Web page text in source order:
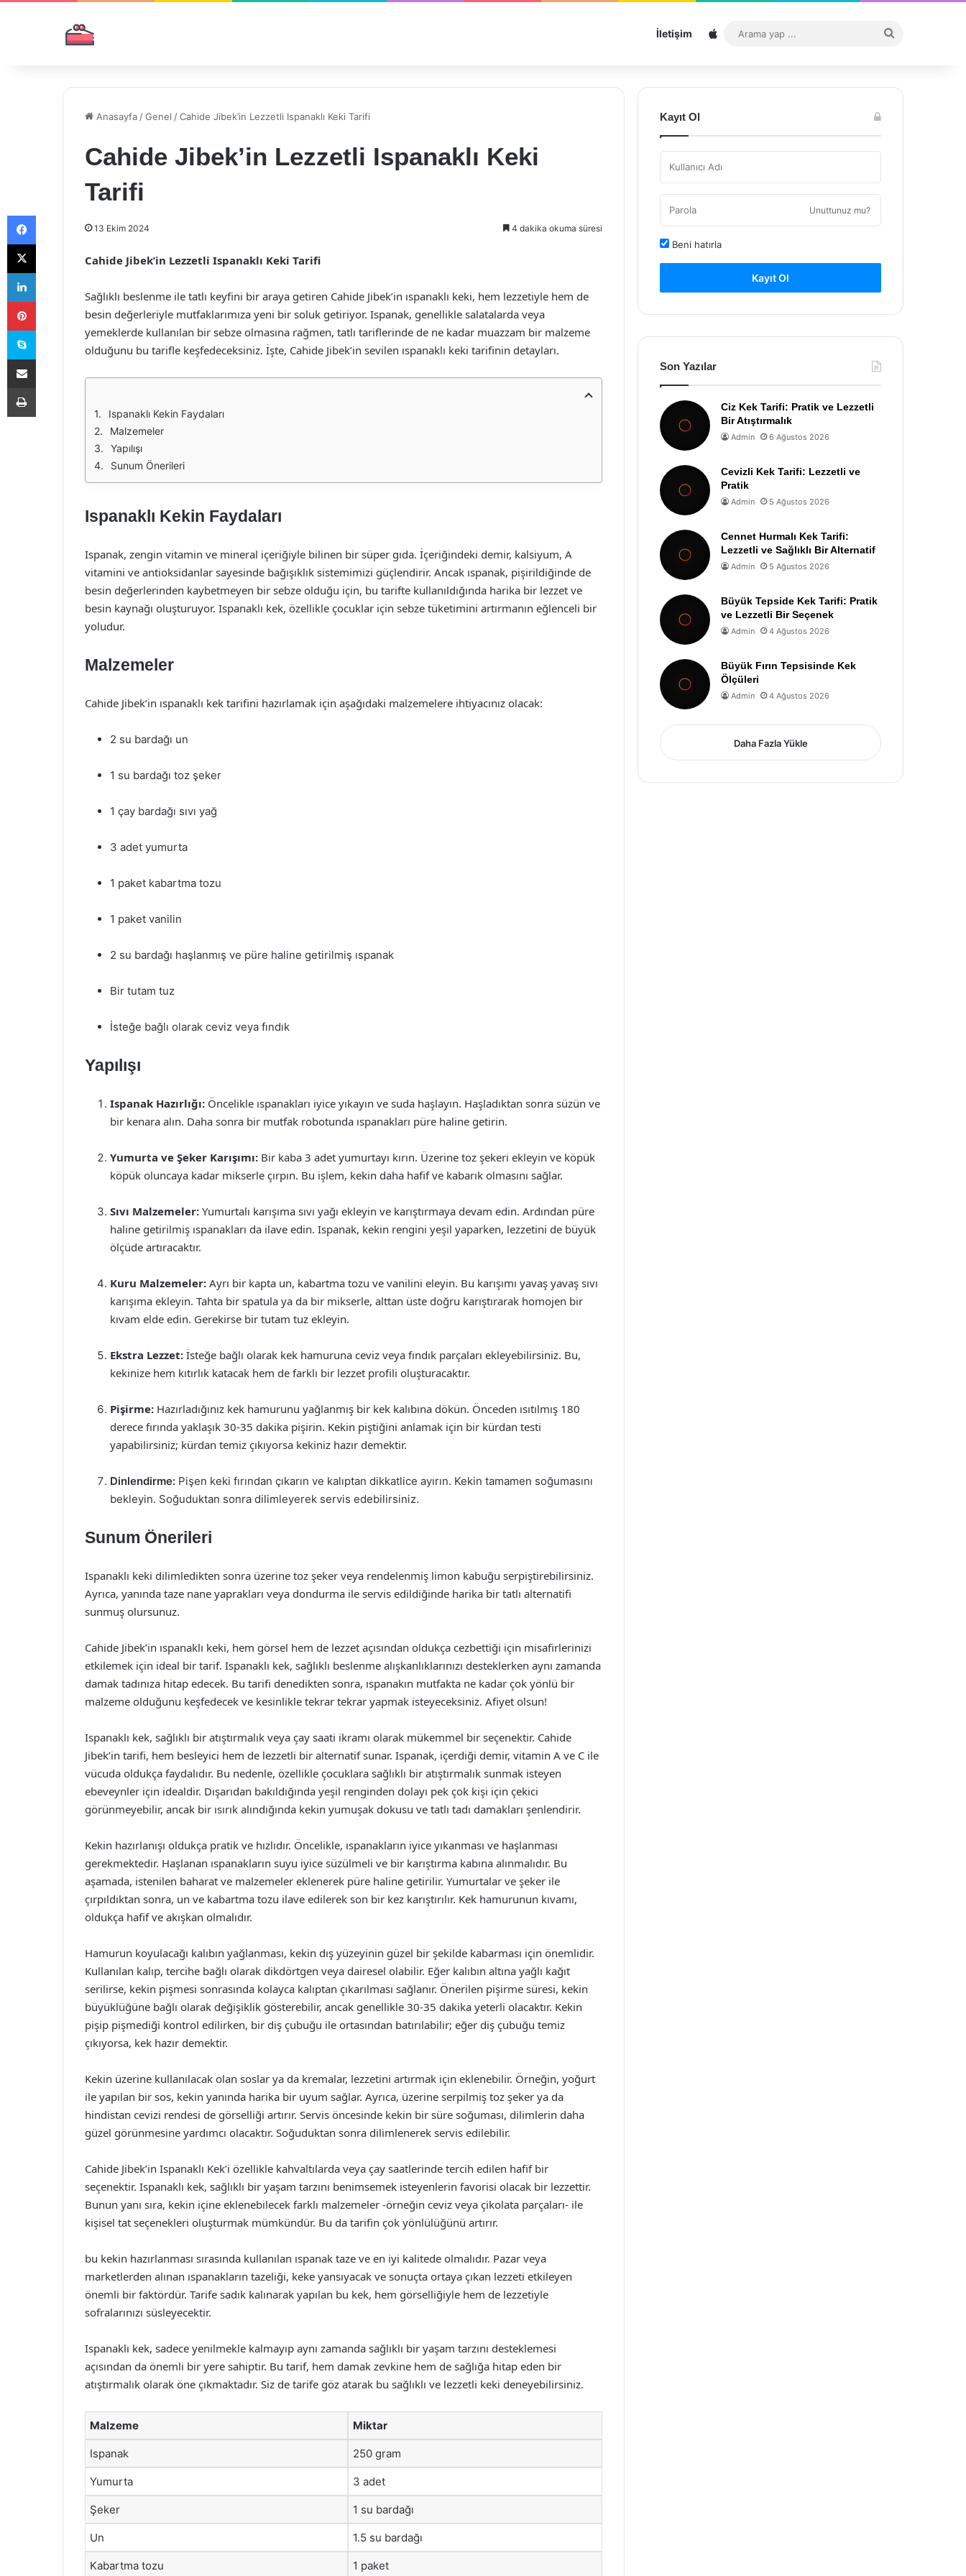
İletişim Sitemap
...
Anasayfa /Genel /Cahide Jibek’in Lezzetli Ispanaklı Keki Tarifi
Cahide Jibek’in Lezzetli Ispanaklı Keki
Tarifi
13 Ekim 2024 4 dakika okuma süresi
Cahide Jibek’in Lezzetli Ispanaklı Keki Tarifi
Sağlıklı beslenme ile tatlı keyfini bir araya getiren Cahide Jibek’in ıspanaklı keki, hem lezzetiyle hem de
besin değerleriyle mutfaklarımıza yeni bir soluk getiriyor. Ispanak, genellikle salatalarda veya
yemeklerde kullanılan bir sebze olmasına rağmen, tatlı tariflerinde de ne kadar muazzam bir malzeme
olduğunu bu tarifle keşfedeceksiniz. İşte, Cahide Jibek’in sevilen ıspanaklı keki tarifinin detayları.
Ispanaklı Kekin Faydaları
Malzemeler
Yapılışı
Sunum Önerileri
Ispanaklı Kekin Faydaları
Ispanak, zengin vitamin ve mineral içeriğiyle bilinen bir süper gıda. İçeriğindeki demir, kalsiyum, A
vitamini ve antioksidanlar sayesinde bağışıklık sistemimizi güçlendirir. Ancak ıspanak, pişirildiğinde de
besin değerlerinden kaybetmeyen bir sebze olduğu için, bu tarifte kullanıldığında harika bir lezzet ve
besin kaynağı oluşturuyor. Ispanaklı kek, özellikle çocuklar için sebze tüketimini artırmanın eğlenceli bir
yoludur.
Malzemeler
Cahide Jibek’in ıspanaklı kek tarifini hazırlamak için aşağıdaki malzemelere ihtiyacınız olacak:
2 su bardağı un
1 su bardağı toz şeker
1 çay bardağı sıvı yağ
3 adet yumurta
1 paket kabartma tozu
1 paket vanilin
2 su bardağı haşlanmış ve püre haline getirilmiş ıspanak
Bir tutam tuz
İsteğe bağlı olarak ceviz veya fındık
Yapılışı
Ispanak Hazırlığı: Öncelikle ıspanakları iyice yıkayın ve suda haşlayın. Haşladıktan sonra süzün ve
bir kenara alın. Daha sonra bir mutfak robotunda ıspanakları püre haline getirin.
Yumurta ve Şeker Karışımı: Bir kaba 3 adet yumurtayı kırın. Üzerine toz şekeri ekleyin ve köpük
köpük oluncaya kadar mikserle çırpın. Bu işlem, kekin daha hafif ve kabarık olmasını sağlar.
Sıvı Malzemeler: Yumurtalı karışıma sıvı yağı ekleyin ve karıştırmaya devam edin. Ardından püre
haline getirilmiş ıspanakları da ilave edin. Ispanak, kekin rengini yeşil yaparken, lezzetini de büyük
ölçüde artıracaktır.
Kuru Malzemeler: Ayrı bir kapta un, kabartma tozu ve vanilini eleyin. Bu karışımı yavaş yavaş sıvı
karışıma ekleyin. Tahta bir spatula ya da bir mikserle, alttan üste doğru karıştırarak homojen bir
kıvam elde edin. Gerekirse bir tutam tuz ekleyin.
Ekstra Lezzet: İsteğe bağlı olarak kek hamuruna ceviz veya fındık parçaları ekleyebilirsiniz. Bu,
kekinize hem kıtırlık katacak hem de farklı bir lezzet profili oluşturacaktır.
Pişirme: Hazırladığınız kek hamurunu yağlanmış bir kek kalıbına dökün. Önceden ısıtılmış 180
derece fırında yaklaşık 30-35 dakika pişirin. Kekin piştiğini anlamak için bir kürdan testi
yapabilirsiniz; kürdan temiz çıkıyorsa kekiniz hazır demektir.
Dinlendirme: Pişen keki fırından çıkarın ve kalıptan dikkatlice ayırın. Kekin tamamen soğumasını
bekleyin. Soğuduktan sonra dilimleyerek servis edebilirsiniz.
Sunum Önerileri
Ispanaklı keki dilimledikten sonra üzerine toz şeker veya rendelenmiş limon kabuğu serpiştirebilirsiniz.
Ayrıca, yanında taze nane yaprakları veya dondurma ile servis edildiğinde harika bir tatlı alternatifi
sunmuş olursunuz.
Cahide Jibek’in ıspanaklı keki, hem görsel hem de lezzet açısından oldukça cezbettiği için misafirlerinizi
etkilemek için ideal bir tarif. Ispanaklı kek, sağlıklı beslenme alışkanlıklarınızı desteklerken aynı zamanda
damak tadınıza hitap edecek. Bu tarifi denedikten sonra, ıspanakın mutfakta ne kadar çok yönlü bir
malzeme olduğunu keşfedecek ve kesinlikle tekrar tekrar yapmak isteyeceksiniz. Afiyet olsun!
Ispanaklı kek, sağlıklı bir atıştırmalık veya çay saati ikramı olarak mükemmel bir seçenektir. Cahide
Jibek’in tarifi, hem besleyici hem de lezzetli bir alternatif sunar. Ispanak, içerdiği demir, vitamin A ve C ile
vücuda oldukça faydalıdır. Bu nedenle, özellikle çocuklara sağlıklı bir atıştırmalık sunmak isteyen
ebeveynler için idealdir. Dışarıdan bakıldığında yeşil renginden dolayı pek çok kişi için çekici
görünmeyebilir, ancak bir ısırık alındığında kekin yumuşak dokusu ve tatlı tadı damakları şenlendirir.
Kekin hazırlanışı oldukça pratik ve hızlıdır. Öncelikle, ıspanakların iyice yıkanması ve haşlanması
gerekmektedir. Haşlanan ıspanakların suyu iyice süzülmeli ve bir karıştırma kabına alınmalıdır. Bu
aşamada, istenilen baharat ve malzemeler eklenerek püre haline getirilir. Yumurtalar ve şeker ile
çırpıldıktan sonra, un ve kabartma tozu ilave edilerek son bir kez karıştırılır. Kek hamurunun kıvamı,
oldukça hafif ve akışkan olmalıdır.
Hamurun koyulacağı kalıbın yağlanması, kekin dış yüzeyinin güzel bir şekilde kabarması için önemlidir.
Kullanılan kalıp, tercihe bağlı olarak dikdörtgen veya dairesel olabilir. Eğer kalıbın altına yağlı kağıt
serilirse, kekin pişmesi sonrasında kolayca kalıptan çıkarılması sağlanır. Önerilen pişirme süresi, kekin
büyüklüğüne bağlı olarak değişiklik gösterebilir, ancak genellikle 30-35 dakika yeterli olacaktır. Kekin
pişip pişmediği kontrol edilirken, bir diş çubuğu ile ortasından batırılabilir; eğer diş çubuğu temiz
çıkıyorsa, kek hazır demektir.
Kekin üzerine kullanılacak olan soslar ya da kremalar, lezzetini artırmak için eklenebilir. Örneğin, yoğurt
ile yapılan bir sos, kekin yanında harika bir uyum sağlar. Ayrıca, üzerine serpilmiş toz şeker ya da
hindistan cevizi rendesi de görselliği artırır. Servis öncesinde kekin bir süre soğuması, dilimlerin daha
güzel görünmesine yardımcı olacaktır. Soğuduktan sonra dilimlenerek servis edilebilir.
Cahide Jibek’in Ispanaklı Kek’i özellikle kahvaltılarda veya çay saatlerinde tercih edilen hafif bir
seçenektir. Ispanaklı kek, sağlıklı bir yaşam tarzını benimsemek isteyenlerin favorisi olacak bir lezzettir.
Bunun yanı sıra, kekin içine eklenebilecek farklı malzemeler -örneğin ceviz veya çikolata parçaları- ile
kişisel tat seçenekleri oluşturmak mümkündür. Bu da tarifin çok yönlülüğünü artırır.
bu kekin hazırlanması sırasında kullanılan ıspanak taze ve en iyi kalitede olmalıdır. Pazar veya
marketlerden alınan ıspanakların tazeliği, keke yansıyacak ve sonuçta ortaya çıkan lezzeti etkileyen
önemli bir faktördür. Tarife sadık kalınarak yapılan bu kek, hem görselliğiyle hem de lezzetiyle
sofralarınızı süsleyecektir.
Ispanaklı kek, sadece yenilmekle kalmayıp aynı zamanda sağlıklı bir yaşam tarzını desteklemesi
açısından da önemli bir yere sahiptir. Bu tarif, hem damak zevkine hem de sağlığa hitap eden bir
atıştırmalık olarak öne çıkmaktadır. Siz de tarife göz atarak bu sağlıklı ve lezzetli keki deneyebilirsiniz.
Malzeme Miktar
Ispanak 250 gram
Yumurta 3 adet
Şeker 1 su bardağı
Un 1.5 su bardağı
Kabartma tozu 1 paket
Kayıt Ol
Unuttunuz mu?
Beni hatırla
Kayıt Ol
Son Yazılar
Ciz Kek Tarifi: Pratik ve Lezzetli
Bir Atıştırmalık
Admin 6 Ağustos 2026
Cevizli Kek Tarifi: Lezzetli ve
Pratik
Admin 5 Ağustos 2026
Cennet Hurmalı Kek Tarifi:
Lezzetli ve Sağlıklı Bir Alternatif
Admin 5 Ağustos 2026
Büyük Tepside Kek Tarifi: Pratik
ve Lezzetli Bir Seçenek
Admin 4 Ağustos 2026
Büyük Fırın Tepsisinde Kek
Ölçüleri
Admin 4 Ağustos 2026
Daha Fazla Yükle
Facebook
X
LinkedIn
Pinterest
Skype
E-Posta ile paylaş